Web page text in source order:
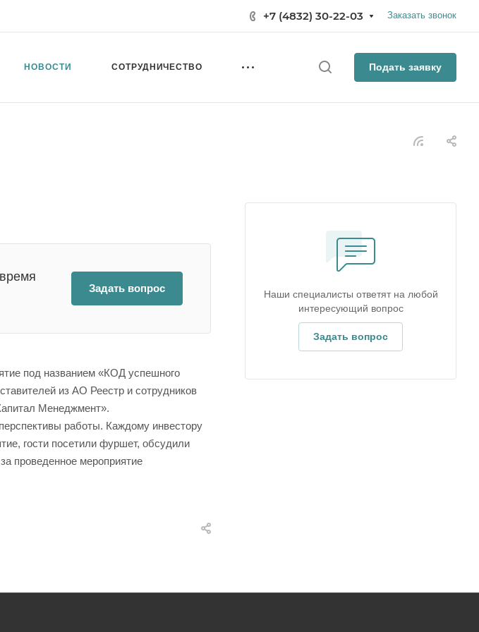
+7 (4832) 30-22-03 Заказать звонок
НОВОСТИ СОТРУДНИЧЕСТВО Подать заявку
Задать вопрос
под названием «КОД успешного
из АО Реестр и сотрудников
Менеджмент».
работы. Каждому инвестору
гости посетили фуршет, обсудили
проведенное мероприятие
Наши специалисты ответят на любой
интересующий вопрос
Задать вопрос